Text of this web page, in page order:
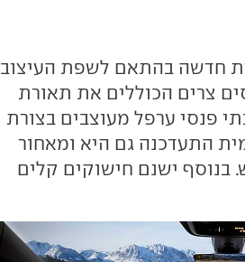
חדשה בהתאם לשפת העיצוב
צרים הכוללים את תאורת
פנסי ערפל מעוצבים בצורת
התעדכנה גם היא ומאחור
בנוסף ישנם חישוקים קלים